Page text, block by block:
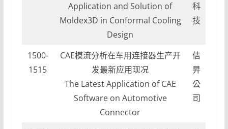
Application and Solution of
Moldex3D in Conformal Cooling
Design
科
技
1500-
1515
CAE模流分析在车用连接器生产开
发最新应用现况
The Latest Application of CAE
Software on Automotive
Connector
佶
昇
公
司